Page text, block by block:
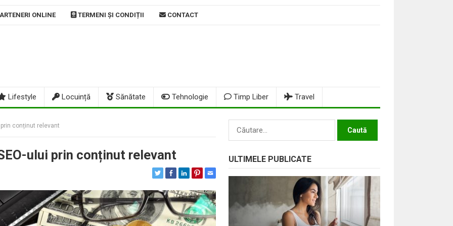
ONLINE TERMENI ȘI CONDIȚII CONTACT
Lifestyle Locuință Sănătate Tehnologie Timp Liber Travel
conținut relevant
ului prin conținut relevant
Caută
ULTIMELE PUBLICATE